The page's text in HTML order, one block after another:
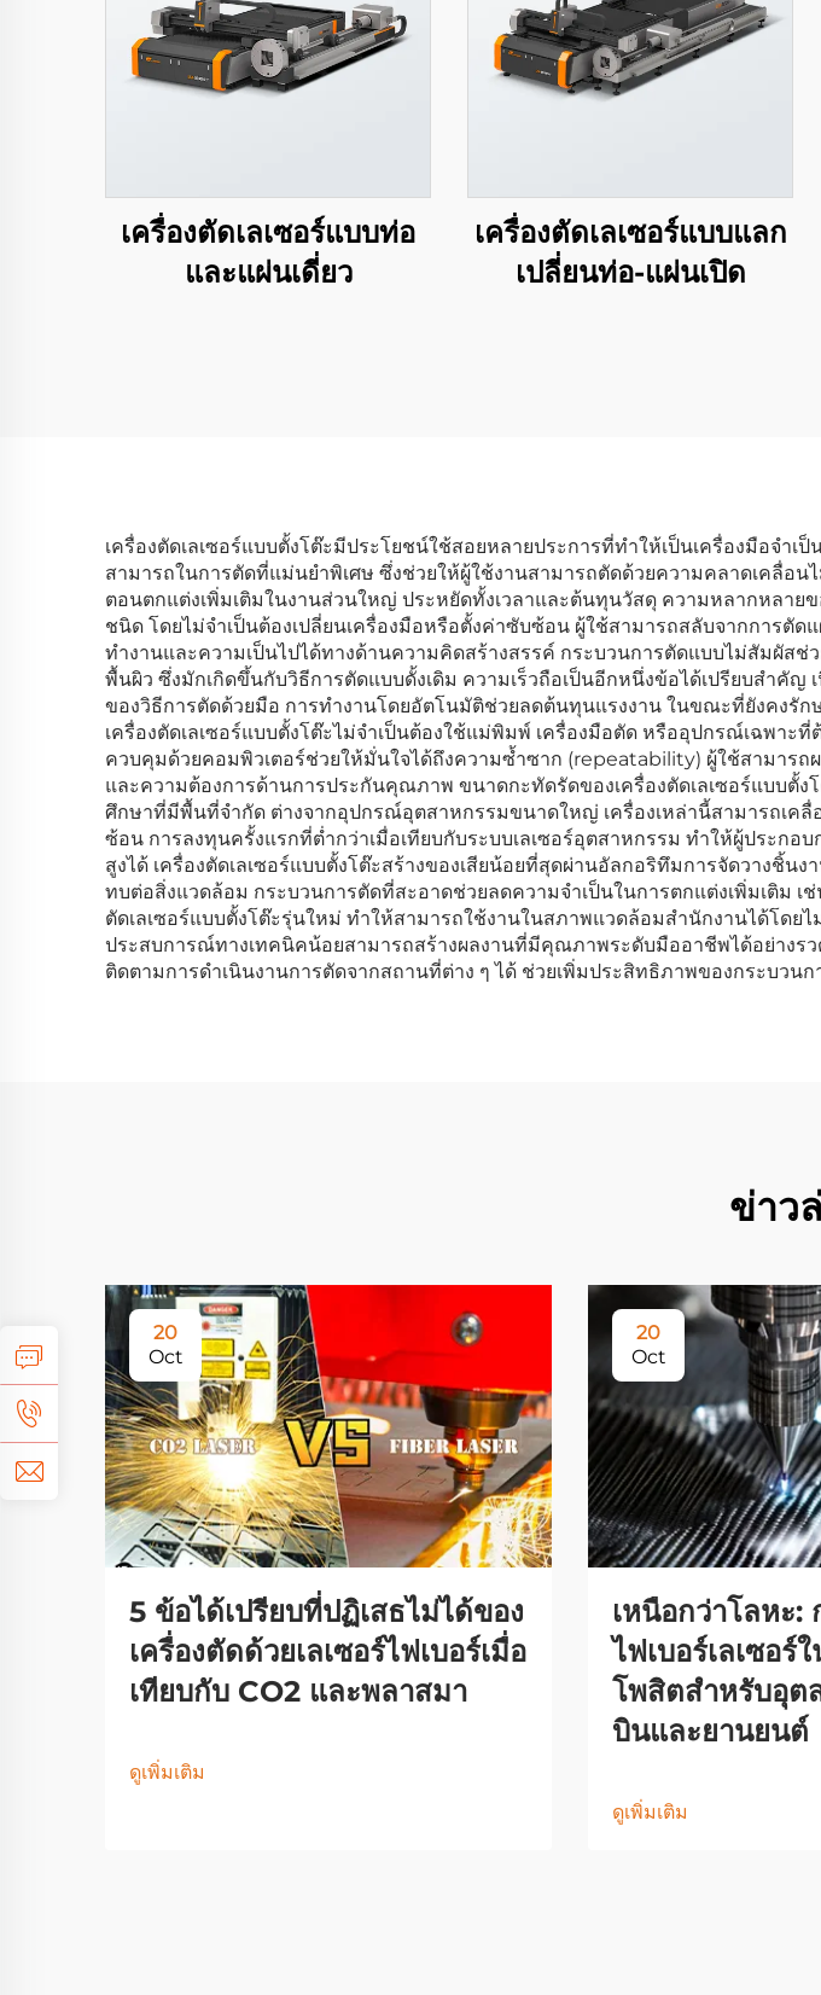
เครื่องตัดเลเซอร์แบบท่อ
และแผ่นเดี่ยว
เครื่องตัดเลเซอร์แบบแลก
เปลี่ยนท่อ-แผ่นเปิด
เครื่องตัดเลเซอร์แบบตั้งโต๊ะมีประโยชน์ใช้สอยหลายประการที่ทำให้เป็นเครื่องมือจ
สามารถในการตัดที่แม่นยำพิเศษ ซึ่งช่วยให้ผู้ใช้งานสามารถตัดด้วยความคลาดเคลื่อ
ตอนตกแต่งเพิ่มเติมในงานส่วนใหญ่ ประหยัดทั้งเวลาและต้นทุนวัสดุ ความหลากหลาย
ชนิด โดยไม่จำเป็นต้องเปลี่ยนเครื่องมือหรือตั้งค่าซับซ้อน ผู้ใช้สามารถสลับจากการตั
ทำงานและความเป็นไปได้ทางด้านความคิดสร้างสรรค์ กระบวนการตัดแบบไม่สัมผัส
พื้นผิว ซึ่งมักเกิดขึ้นกับวิธีการตัดแบบดั้งเดิม ความเร็วถือเป็นอีกหนึ่งข้อได้เปรียบสำคัญ
ของวิธีการตัดด้วยมือ การทำงานโดยอัตโนมัติช่วยลดต้นทุนแรงงาน ในขณะที่ยังคง
เครื่องตัดเลเซอร์แบบตั้งโต๊ะไม่จำเป็นต้องใช้แม่พิมพ์ เครื่องมือตัด หรืออุปกรณ์เฉพาะ
ควบคุมด้วยคอมพิวเตอร์ช่วยให้มั่นใจได้ถึงความซ้ำซาก (repeatability) ผู้ใช้สามาร
และความต้องการด้านการประกันคุณภาพ ขนาดกะทัดรัดของเครื่องตัดเลเซอร์แบบตั้
ศึกษาที่มีพื้นที่จำกัด ต่างจากอุปกรณ์อุตสาหกรรมขนาดใหญ่ เครื่องเหล่านี้สามารถเคลื่
ซ้อน การลงทุนครั้งแรกที่ต่ำกว่าเมื่อเทียบกับระบบเลเซอร์อุตสาหกรรม ทำให้ผู้ประก
สูงได้ เครื่องตัดเลเซอร์แบบตั้งโต๊ะสร้างของเสียน้อยที่สุดผ่านอัลกอริทึมการจัดวางชิ้
ทบต่อสิ่งแวดล้อม กระบวนการตัดที่สะอาดช่วยลดความจำเป็นในการตกแต่งเพิ่มเติม
ตัดเลเซอร์แบบตั้งโต๊ะรุ่นใหม่ ทำให้สามารถใช้งานในสภาพแวดล้อมสำนักงานได้โด
ประสบการณ์ทางเทคนิคน้อยสามารถสร้างผลงานที่มีคุณภาพระดับมืออาชีพได้อย่างร
ติดตามการดำเนินงานการตัดจากสถานที่ต่าง ๆ ได้ ช่วยเพิ่มประสิทธิภาพของกระบวน
ข่าว
20
Oct
5 ข้อได้เปรียบที่ปฏิเสธไม่ได้ของ
เครื่องตัดด้วยเลเซอร์ไฟเบอร์เมื่อ
เทียบกับ CO2 และพลาสมา
ดูเพิ่มเติม
20
Oct
เหนือกว่าโลหะ:
ไฟเบอร์เลเซอร์
โพสิตสำหรับอุต
บินและยานยนต์
ดูเพิ่มเติม